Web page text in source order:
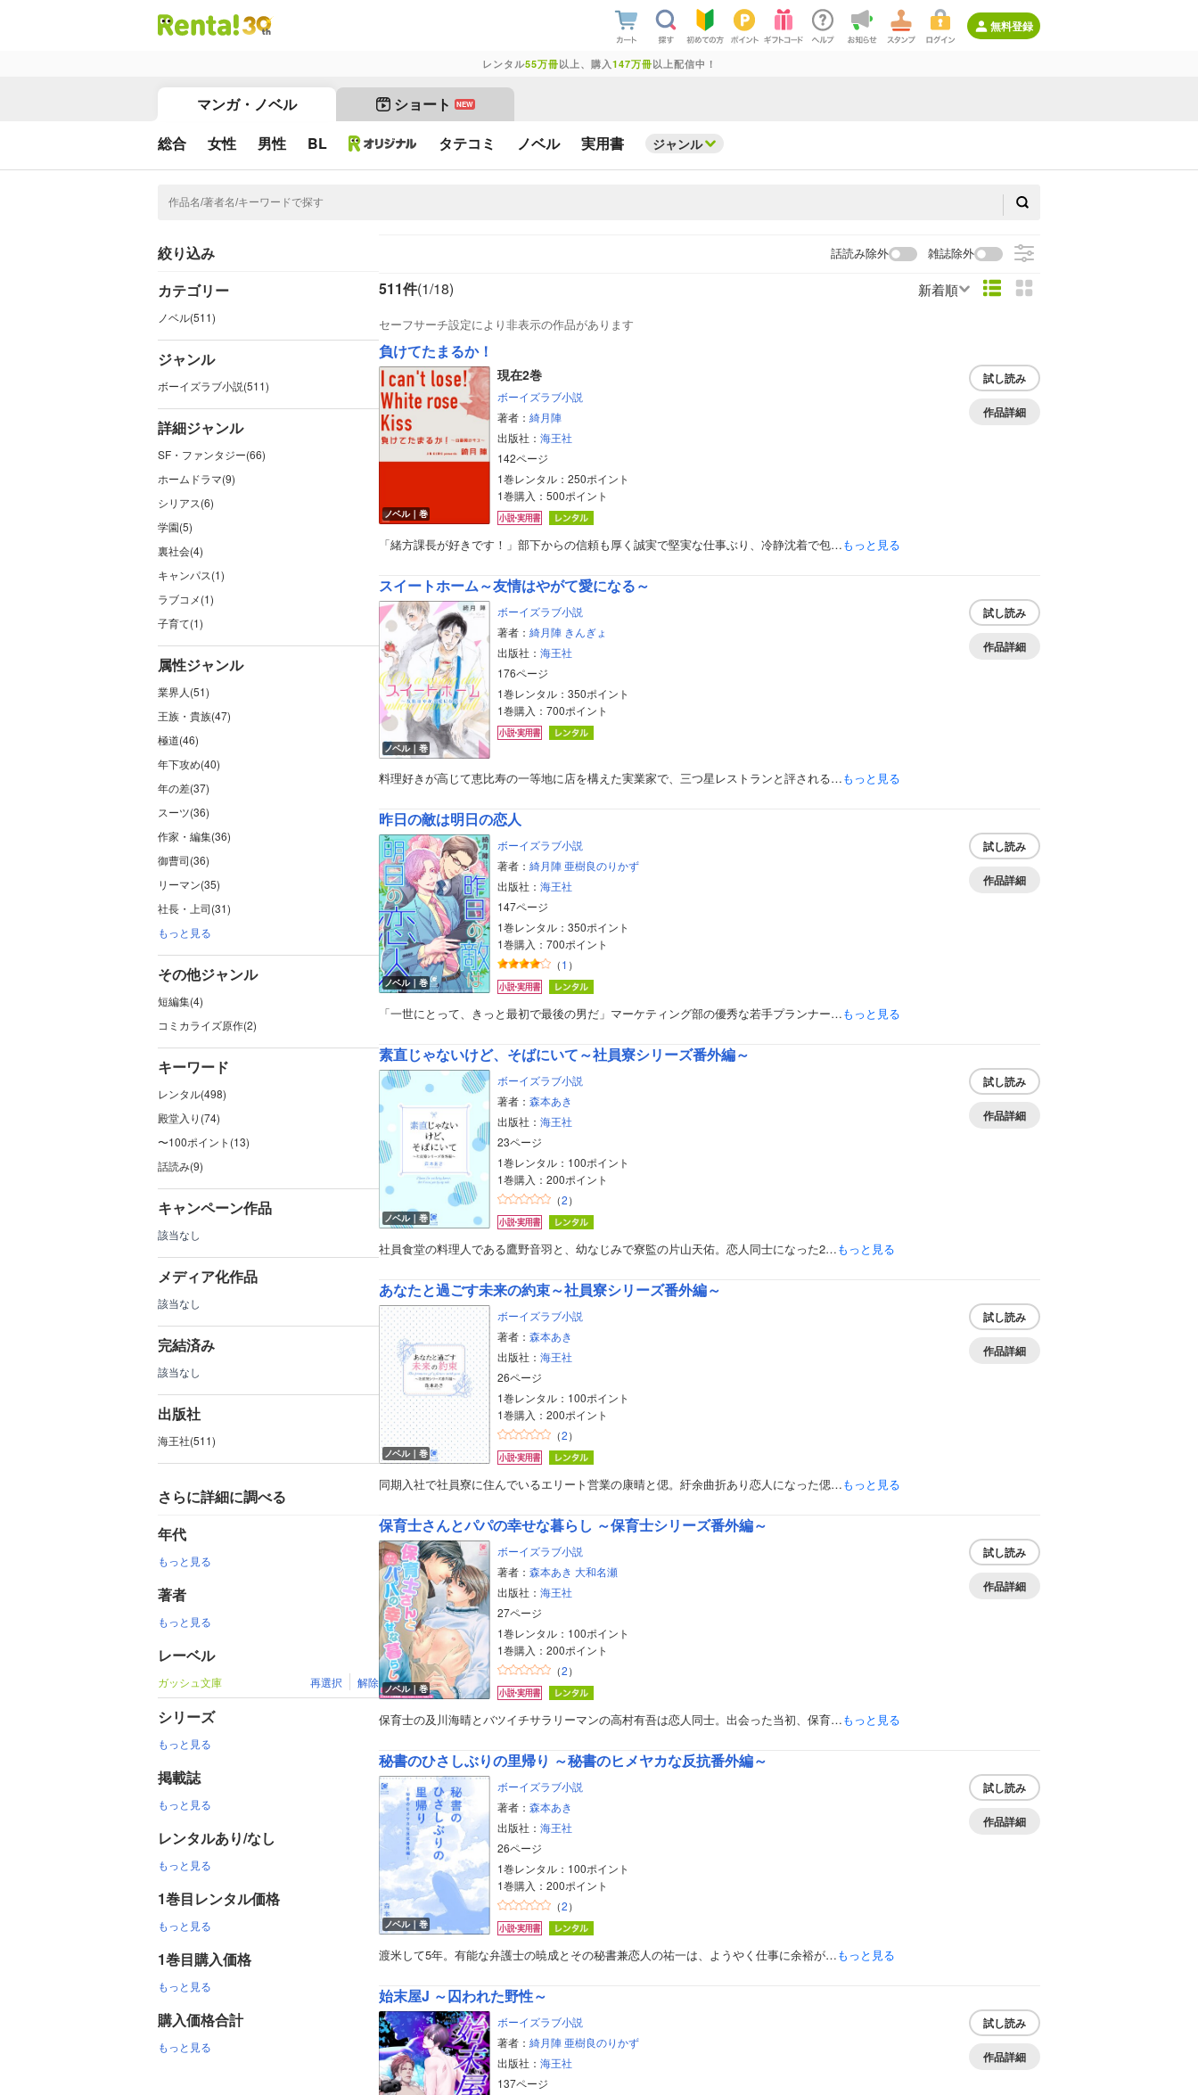
無料登録
レンタル55万冊以上、購入 147万冊以上配信中！
マンガ・ノベル ショート NEW
総合 女性 男性 BL タテコミ ノベル 実用書 ジャンル
絞り込み
カテゴリー
ノベル(511)
ジャンル
ボーイズラブ小説(511)
詳細ジャンル
SF・ファンタジー(66)
ホームドラマ(9)
シリアス(6)
学園(5)
裏社会(4)
キャンパス(1)
ラブコメ(1)
子育て(1)
属性ジャンル
業界人(51)
王族・貴族(47)
極道(46)
年下攻め(40)
年の差(37)
スーツ(36)
作家・編集(36)
御曹司(36)
リーマン(35)
社長・上司(31)
もっと見る
その他ジャンル
短編集(4)
コミカライズ原作(2)
キーワード
レンタル(498)
殿堂入り(74)
〜100ポイント(13)
話読み(9)
キャンペーン作品
該当なし
メディア化作品
該当なし
完結済み
該当なし
出版社
海王社(511)
さらに詳細に調べる
年代
もっと見る
著者
もっと見る
レーベル
ガッシュ文庫 再選択 解除
シリーズ
もっと見る
掲載誌
もっと見る
レンタルあり/なし
もっと見る
1巻目レンタル価格
もっと見る
1巻目購入価格
もっと見る
購入価格合計
もっと見る
話読み除外 雑誌除外
511件(1/18) 新着順
セーフサーチ設定により非表示の作品があります
ボーイズラブ
美女・美少女
女性写真集
負けてたまるか！
ノベル｜巻
現在2巻
ボーイズラブ小説
著者： 綺月陣
出版社： 海王社
142ページ
1巻レンタル：250ポイント
1巻購入：500ポイント
試し読み
作品詳細
「緒方課長が好きです！」部下からの信頼も厚く誠実で堅実な仕事ぶり、冷静沈着で包…もっと見る
スイートホーム～友情はやがて愛になる～
ノベル｜巻
ボーイズラブ小説
著者： 綺月陣 きんぎょ
出版社： 海王社
176ページ
1巻レンタル：350ポイント
1巻購入：700ポイント
試し読み
作品詳細
料理好きが高じて恵比寿の一等地に店を構えた実業家で、三つ星レストランと評される…もっと見る
昨日の敵は明日の恋人
ノベル｜巻
ボーイズラブ小説
著者： 綺月陣 亜樹良のりかず
出版社： 海王社
147ページ
1巻レンタル：350ポイント
1巻購入：700ポイント
（1 ）
試し読み
作品詳細
「一世にとって、きっと最初で最後の男だ」マーケティング部の優秀な若手プランナー…もっと見る
素直じゃないけど、そばにいて～社員寮シリーズ番外編～
ノベル｜巻
ボーイズラブ小説
著者： 森本あき
出版社： 海王社
23ページ
1巻レンタル：100ポイント
1巻購入：200ポイント
（2）
試し読み
作品詳細
社員食堂の料理人である鷹野音羽と、幼なじみで寮監の片山天佑。恋人同士になった2…もっと見る
あなたと過ごす未来の約束～社員寮シリーズ番外編～
ノベル｜巻
ボーイズラブ小説
著者： 森本あき
出版社： 海王社
26ページ
1巻レンタル：100ポイント
1巻購入：200ポイント
（2）
試し読み
作品詳細
同期入社で社員寮に住んでいるエリート営業の康晴と偲。紆余曲折あり恋人になった偲…もっと見る
保育士さんとパパの幸せな暮らし ～保育士シリーズ番外編～
ノベル｜巻
ボーイズラブ小説
著者： 森本あき 大和名瀬
出版社： 海王社
27ページ
1巻レンタル：100ポイント
1巻購入：200ポイント
（2）
試し読み
作品詳細
保育士の及川海晴とバツイチサラリーマンの高村有吾は恋人同士。出会った当初、保育…もっと見る
秘書のひさしぶりの里帰り ～秘書のヒメヤカな反抗番外編～
ノベル｜巻
ボーイズラブ小説
著者： 森本あき
出版社： 海王社
26ページ
1巻レンタル：100ポイント
1巻購入：200ポイント
（2）
試し読み
作品詳細
渡米して5年。有能な弁護士の暁成とその秘書兼恋人の祐一は、ようやく仕事に余裕が…もっと見る
始末屋J ～囚われた野性～
ボーイズラブ小説
著者： 綺月陣 亜樹良のりかず
出版社： 海王社
137ページ
試し読み
作品詳細